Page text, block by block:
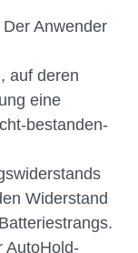
Anwender
auf deren
eine
bestanden-
Widerstand
AutoHold-